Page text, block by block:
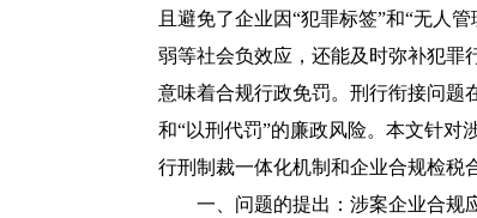
且避免了企业因“犯罪标签”和“无人
弱等社会负效应，还能及时弥补犯罪
意味着合规行政免罚。刑行衔接问题
和“以刑代罚”的廉政风险。本文针对
行刑制裁一体化机制和企业合规检税
一、问题的提出：涉案企业合规